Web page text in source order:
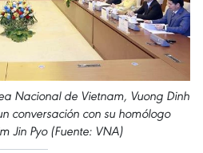
Nacional de Vietnam, Vuong Dinh
conversación con su homólogo
Jin Pyo (Fuente: VNA)